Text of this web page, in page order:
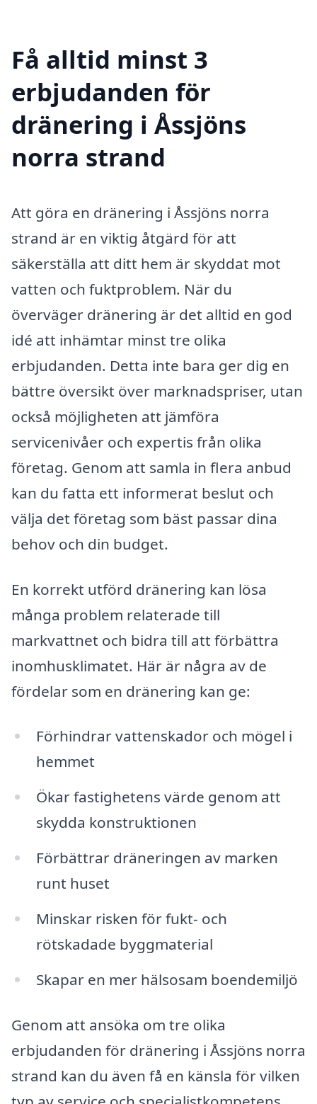
Få alltid minst 3
erbjudanden för
dränering i Åssjöns
norra strand
Att göra en dränering i Åssjöns norra
strand är en viktig åtgärd för att
säkerställa att ditt hem är skyddat mot
vatten och fuktproblem. När du
överväger dränering är det alltid en god
idé att inhämtar minst tre olika
erbjudanden. Detta inte bara ger dig en
bättre översikt över marknadspriser, utan
också möjligheten att jämföra
servicenivåer och expertis från olika
företag. Genom att samla in flera anbud
kan du fatta ett informerat beslut och
välja det företag som bäst passar dina
behov och din budget.
En korrekt utförd dränering kan lösa
många problem relaterade till
markvattnet och bidra till att förbättra
inomhusklimatet. Här är några av de
fördelar som en dränering kan ge:
Förhindrar vattenskador och mögel i
hemmet
Ökar fastighetens värde genom att
skydda konstruktionen
Förbättrar dräneringen av marken
runt huset
Minskar risken för fukt- och
rötskadade byggmaterial
Skapar en mer hälsosam boendemiljö
Genom att ansöka om tre olika
erbjudanden för dränering i Åssjöns norra
strand kan du även få en känsla för vilken